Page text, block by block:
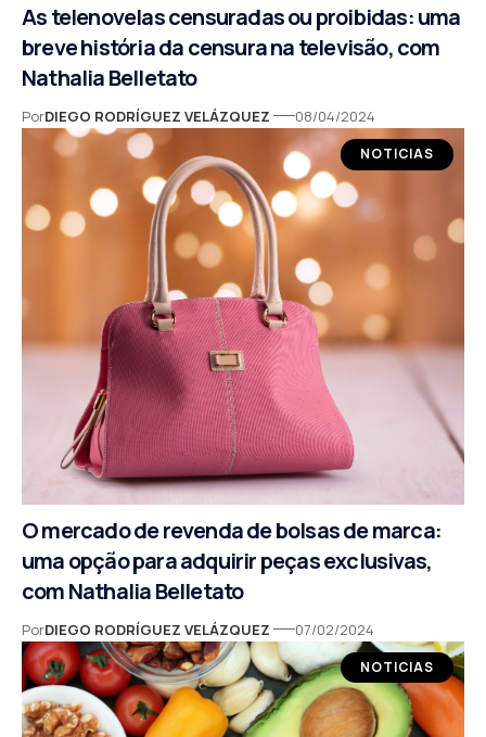
As telenovelas censuradas ou proibidas: uma
breve história da censura na televisão, com
Nathalia Belletato
PorDIEGO RODRÍGUEZ VELÁZQUEZ 08/04/2024
NOTICIAS
O mercado de revenda de bolsas de marca:
uma opção para adquirir peças exclusivas,
com Nathalia Belletato
PorDIEGO RODRÍGUEZ VELÁZQUEZ 07/02/2024
NOTICIAS